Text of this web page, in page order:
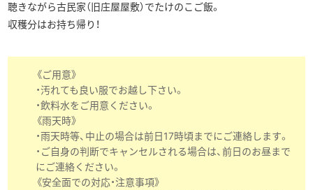
聴きながら古民家（旧庄屋屋敷）でたけのこご飯。
収穫分はお持ち帰り！
《ご用意》
・汚れても良い服でお越し下さい。
・飲料水をご用意ください。
《雨天時》
・雨天時等、中止の場合は前日17時頃までにご連絡します。
・ご自身の判断でキャンセルされる場合は、前日のお昼まで
にご連絡ください。
《安全面での対応・注意事項》